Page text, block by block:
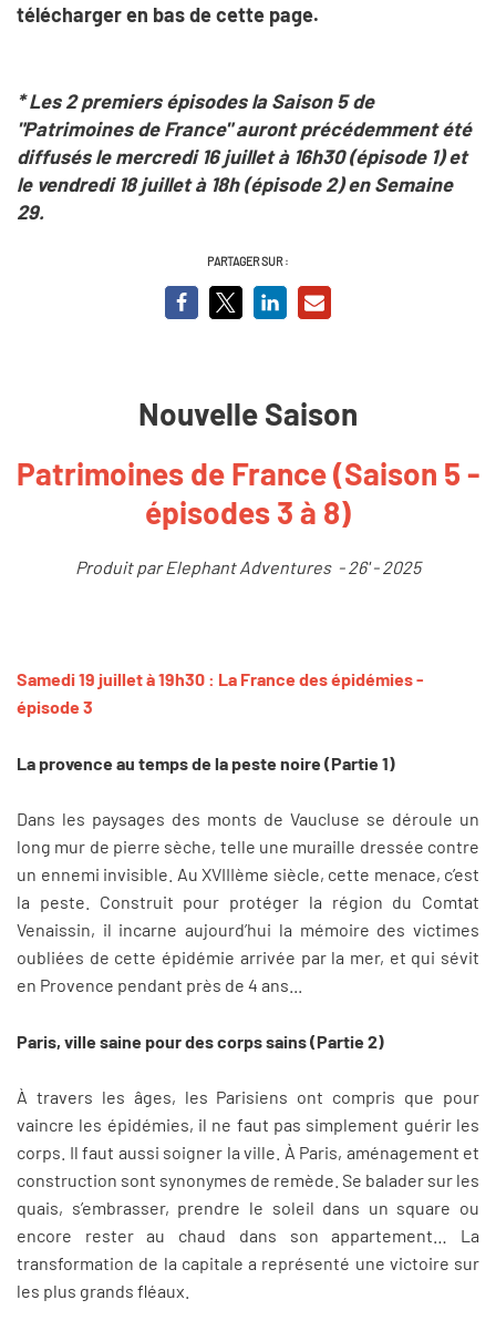
télécharger en bas de cette page.
* Les 2 premiers épisodes la Saison 5 de
"Patrimoines de France" auront précédemment été
diffusés le mercredi 16 juillet à 16h30 (épisode 1) et
le vendredi 18 juillet à 18h (épisode 2) en Semaine
29.
PARTAGER SUR :
Nouvelle Saison
Patrimoines de France (Saison 5 -
épisodes 3 à 8)
Produit par Elephant Adventures - 26' - 2025
Samedi 19 juillet à 19h30 : La France des épidémies -
épisode 3
La provence au temps de la peste noire (Partie 1)
Dans les paysages des monts de Vaucluse se déroule un
long mur de pierre sèche, telle une muraille dressée contre
un ennemi invisible. Au XVIIIème siècle, cette menace, c’est
la peste. Construit pour protéger la région du Comtat
Venaissin, il incarne aujourd’hui la mémoire des victimes
oubliées de cette épidémie arrivée par la mer, et qui sévit
en Provence pendant près de 4 ans...
Paris, ville saine pour des corps sains (Partie 2)
À travers les âges, les Parisiens ont compris que pour
vaincre les épidémies, il ne faut pas simplement guérir les
corps. Il faut aussi soigner la ville. À Paris, aménagement et
construction sont synonymes de remède. Se balader sur les
quais, s’embrasser, prendre le soleil dans un square ou
encore rester au chaud dans son appartement… La
transformation de la capitale a représenté une victoire sur
les plus grands fléaux.